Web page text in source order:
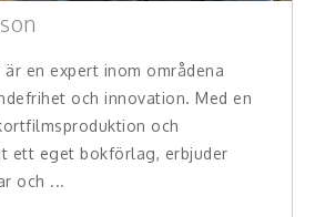
är en expert inom områdena
och innovation. Med en
och
ett eget bokförlag, erbjuder
och ...